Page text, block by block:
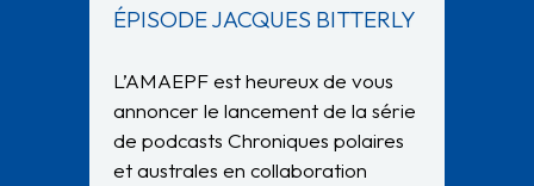
ÉPISODE JACQUES BITTERLY
L’AMAEPF est heureux de vous
annoncer le lancement de la série
de podcasts Chroniques polaires
et australes en collaboration